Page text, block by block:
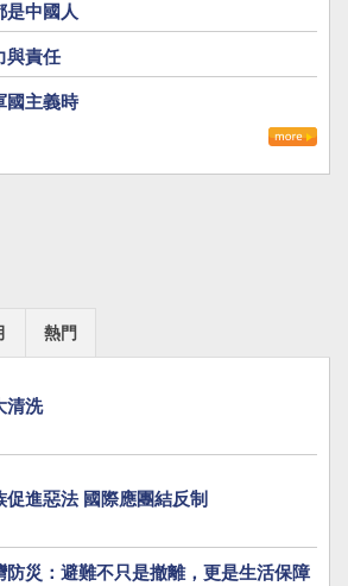
是中國人
與責任
國主義時
熱門
清洗
進惡法 國際應團結反制
防災：避難不只是撤離，更是生活保障